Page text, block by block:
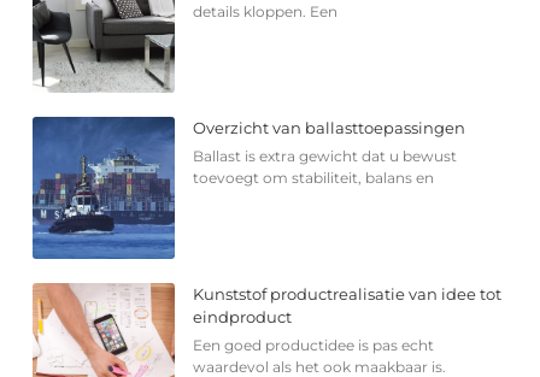
details kloppen. Een
Overzicht van ballasttoepassingen
Ballast is extra gewicht dat u bewust
toevoegt om stabiliteit, balans en
Kunststof productrealisatie van idee tot
eindproduct
Een goed productidee is pas echt
waardevol als het ook maakbaar is.